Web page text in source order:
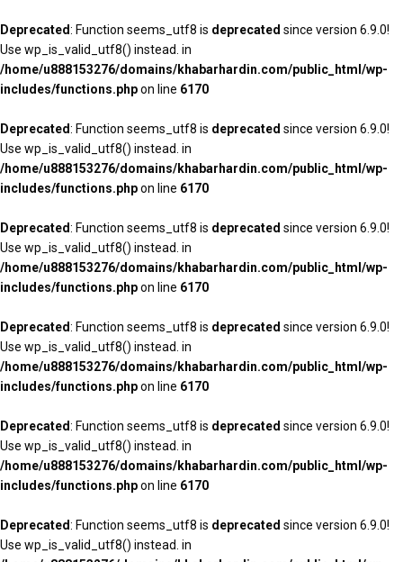
Deprecated: Function seems_utf8 is deprecated since version 6.9.0!
Use wp_is_valid_utf8() instead. in
/home/u888153276/domains/khabarhardin.com/public_html/wp-
includes/functions.phpon line 6170
Deprecated: Function seems_utf8 is deprecated since version 6.9.0!
Use wp_is_valid_utf8() instead. in
/home/u888153276/domains/khabarhardin.com/public_html/wp-
includes/functions.phpon line 6170
Deprecated: Function seems_utf8 is deprecated since version 6.9.0!
Use wp_is_valid_utf8() instead. in
/home/u888153276/domains/khabarhardin.com/public_html/wp-
includes/functions.phpon line 6170
Deprecated: Function seems_utf8 is deprecated since version 6.9.0!
Use wp_is_valid_utf8() instead. in
/home/u888153276/domains/khabarhardin.com/public_html/wp-
includes/functions.phpon line 6170
Deprecated: Function seems_utf8 is deprecated since version 6.9.0!
Use wp_is_valid_utf8() instead. in
/home/u888153276/domains/khabarhardin.com/public_html/wp-
includes/functions.phpon line 6170
Deprecated: Function seems_utf8 is deprecated since version 6.9.0!
Use wp_is_valid_utf8() instead. in